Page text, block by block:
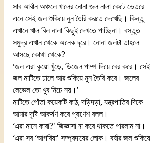
সাব আর্বান অঞ্চলে খালের নোনা জল নালা কেটে ভেতরে
এনে সেই জল শুকিয়ে নুন তৈরি করতে দেখেছি। কিন্তু
এখানে খাল বিল নালা কিছুই দেখতে পাচ্ছিনা। বস্তুত
সমুদ্র এখান থেকে অনেক দূরে। নোনা জলটা তাহলে
আসছে কোথা থেকে?
‘জল এরা কুয়ো খুঁড়ে, ডিজেল পাম্প দিয়ে বের করে। সেই
জল মাটিতে ঢালে আর শুকিয়ে নুন তৈরি করে। জলের
লেভেল তো খুব নিচে নয়।'
মাটিতে পোঁতা কয়েকটি কাঠ, দড়িদড়া, যন্ত্রপাতির দিকে
আমার দৃষ্টি আকর্ষণ করে প্রাণেশ বলল।
‘এরা মানে কারা?' জিজ্ঞাসা না করে থাকতে পারলাম না।
‘এরা সব ‘আগরিয়া' সম্প্রদায়ের লোক। বর্ষার জল শুকিয়ে